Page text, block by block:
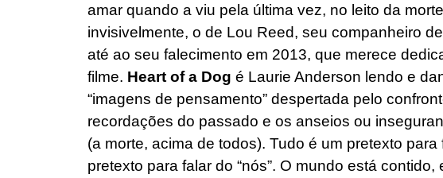
amar quando a viu pela última vez, no leito da
invisivelmente, o de Lou Reed, seu companheiro
até ao seu falecimento em 2013, que merece
filme. Heart of a Dog é Laurie Anderson lendo e
“imagens de pensamento” despertada pelo
recordações do passado e os anseios ou
(a morte, acima de todos). Tudo é um pretexto para
pretexto para falar do “nós”. O mundo está contido,